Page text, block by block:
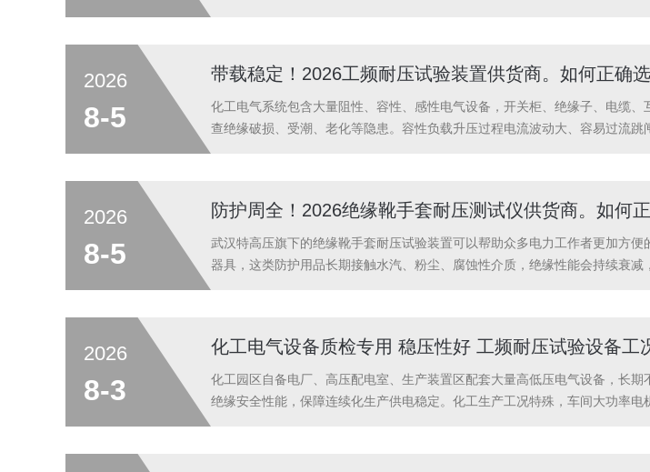
2026
8-5
带载稳定！2026工频耐压试验装置供货商。如何正确
化工电气系统包含大量阻性、容性、感性电气设备，开关柜、绝缘子、电缆
查绝缘破损、受潮、老化等隐患。容性负载升压过程电流波动大、容易过流
2026
8-5
防护周全！2026绝缘靴手套耐压测试仪供货商。如何
武汉特高压旗下的绝缘靴手套耐压试验装置可以帮助众多电力工作者更加方
器具，这类防护用品长期接触水汽、粉尘、腐蚀性介质，绝缘性能会持续衰
2026
8-3
化工电气设备质检专用 稳压性好 工频耐压试验设备工
化工园区自备电厂、高压配电室、生产装置区配套大量高低压电气设备，长
绝缘安全性能，保障连续化生产供电稳定。化工生产工况特殊，车间大功率